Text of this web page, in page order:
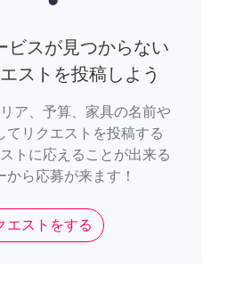
ビスが見つからない
ストを投稿しよう
ア、予算、家具の名前や
てリクエストを投稿する
トに応えることが出来る
から応募が来ます！
エストをする